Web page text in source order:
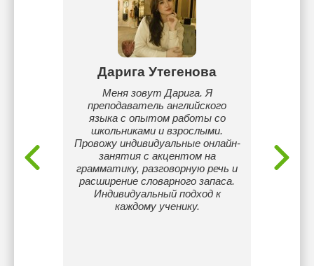
3.
Дарига Утегенова
Меня зовут Дарига. Я
преподаватель английского
языка с опытом работы со
школьниками и взрослыми.
Провожу индивидуальные онлайн-
занятия с акцентом на
грамматику, разговорную речь и
расширение словарного запаса.
Индивидуальный подход к
каждому ученику.